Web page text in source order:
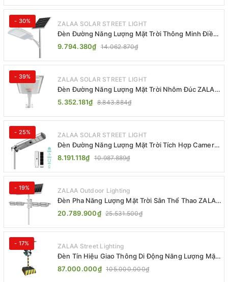
- 30% ZALAA SOLAR STREET LIGHT
Đèn Đường Năng Lượng Mặt Trời Thông Minh Điều
Khiển MPPT ZL-GMX01 ZALAA
9.794.380₫ 14.062.870₫
- 39% ZALAA SOLAR STREET LIGHT
Đèn Đường Năng Lượng Mặt Trời Nhôm Đúc ZALAA
ZL-BWH Cao Cấp IP65
5.352.181₫ 8.843.884₫
- 25% ZALAA SOLAR STREET LIGHT
Đèn Đường Năng Lượng Mặt Trời Tích Hợp Camera
ZALAA ZL-BJ04-CCTV (80W, IP65)
8.191.118₫ 10.987.889₫
- 19% ZALAA Outdoor Lighting
Đèn Pha Năng Lượng Mặt Trời Sân Thể Thao ZALAA
Jsc Chống Nước IP65 Cao Cấp
20.789.900₫ 25.531.500₫
- 17% ZALAA Street Lighting
Đèn Tín Hiệu Giao Thông Di Động Năng Lượng Mặt
Trời ZALAA ZL-300A-D
87.000.000₫ 105.000.000₫